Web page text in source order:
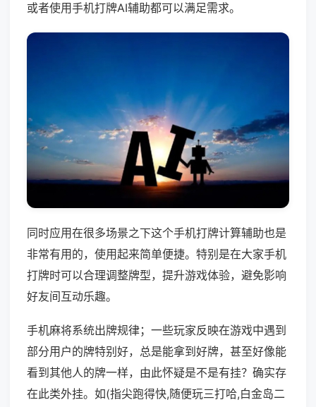
或者使用手机打牌AI辅助都可以满足需求。
同时应用在很多场景之下这个手机打牌计算辅助也是
非常有用的，使用起来简单便捷。特别是在大家手机
打牌时可以合理调整牌型，提升游戏体验，避免影响
好友间互动乐趣。
手机麻将系统出牌规律；一些玩家反映在游戏中遇到
部分用户的牌特别好，总是能拿到好牌，甚至好像能
看到其他人的牌一样，由此怀疑是不是有挂？确实存
在此类外挂。如(指尖跑得快,随便玩三打哈,白金岛二